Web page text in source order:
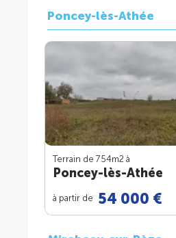
Poncey-lès-Athée
Terrain de 754m2 à
Poncey-lès-Athée
à partir de 54 000 €